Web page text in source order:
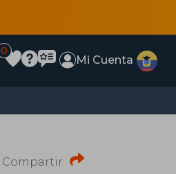
0
Mi Cuenta
Compartir